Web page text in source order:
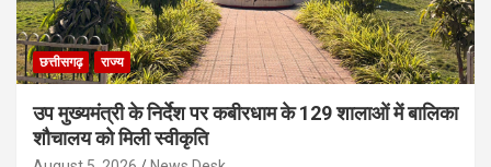
छत्तीसगढ़ राज्य
उप मुख्यमंत्री के निर्देश पर कबीरधाम के 129 शालाओं में बालिका
शौचालय को मिली स्वीकृति